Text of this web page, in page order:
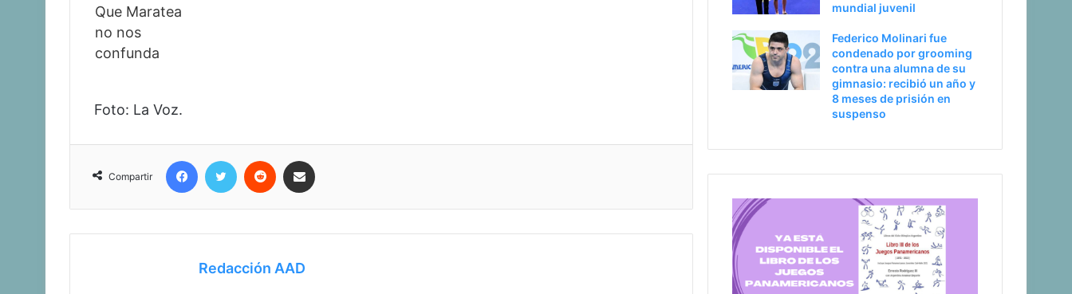
Foto: La Voz.
Compartir
Facebook
Twitter Reddit
Redacción AAD
mundial juvenil
Federico Molinari fue
condenado por grooming
contra una alumna de su
gimnasio: recibió un año y
8 meses de prisión en
suspenso